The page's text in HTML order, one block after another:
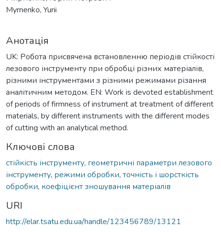
Myrnenko, Yurii
Анотація
UK: Робота присвячена встановленню періодів стійкості
лезового інструменту при обробці різних матеріалів,
різними інструментами з різними режимами різання
аналітичним методом. EN: Work is devoted establishment
of periods of firmness of instrument at treatment of different
materials, by different instruments with the different modes
of cutting with an analytical method.
Ключові слова
стійкість інструменту, геометричні параметри лезового
інструменту, режими обробки, точність і шорсткість
обробки, коефіцієнт зношування матеріалів
URI
http://elar.tsatu.edu.ua/handle/123456789/13121